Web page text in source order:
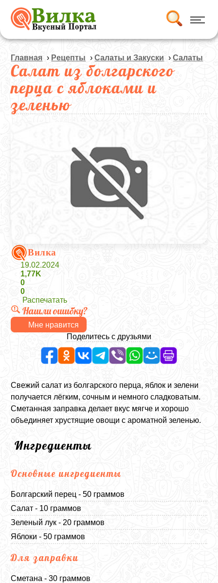
Главная › Рецепты ›Салаты и Закуски ›Салаты
Салат из болгарского
перца с яблоками и
зеленью
Вилка
19.02.2024
1,77K
0
0
Распечатать
Нашли ошибку?
Мне нравится
Поделитесь с друзьями
Свежий салат из болгарского перца, яблок и зелени
получается лёгким, сочным и немного сладковатым.
Сметанная заправка делает вкус мягче и хорошо
объединяет хрустящие овощи с ароматной зеленью.
Ингредиенты
Основные ингредиенты
Болгарский перец - 50 граммов
Салат - 10 граммов
Зеленый лук - 20 граммов
Яблоки - 50 граммов
Для заправки
Сметана - 30 граммов